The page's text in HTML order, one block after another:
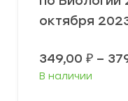
октября
349,00 ₽ –
В наличии